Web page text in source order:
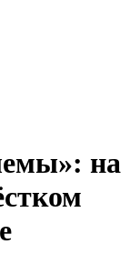
на